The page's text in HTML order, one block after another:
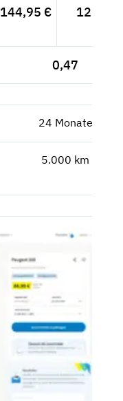
144,95 € 121,81
0,47
24 Monate
5.000 km